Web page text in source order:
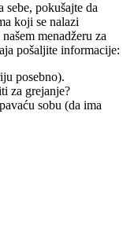
sebe, pokušajte da
koji se nalazi
menadžeru za
pošaljite informacije:
posebno).
za grejanje?
sobu (da ima